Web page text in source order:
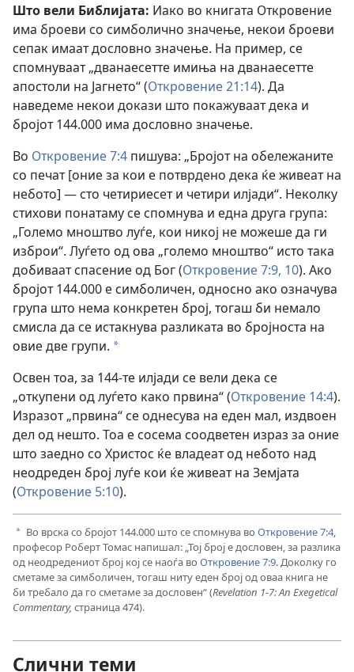
Што вели Библијата: Иако во книгата Откровение
има броеви со симболично значење, некои броеви
сепак имаат дословно значење. На пример, се
спомнуваат „дванаесетте имиња на дванаесетте
апостоли на Јагнето“ (Откровение 21:14). Да
наведеме некои докази што покажуваат дека и
бројот 144.000 има дословно значење.
Во Откровение 7:4 пишува: „Бројот на обележаните
со печат [оние за кои е потврдено дека ќе живеат на
небото] — сто четириесет и четири илјади“. Неколку
стихови понатаму се спомнува и една друга група:
„Големо мноштво луѓе, кои никој не можеше да ги
изброи“. Луѓето од ова „големо мноштво“ исто така
добиваат спасение од Бог (Откровение 7:9, 10). Ако
бројот 144.000 е симболичен, односно ако означува
група што нема конкретен број, тогаш би немало
смисла да се истакнува разликата во бројноста на
овие две групи. a
Освен тоа, за 144-те илјади се вели дека се
„откупени од луѓето како првина“ (Откровение 14:4).
Изразот „првина“ се однесува на еден мал, издвоен
дел од нешто. Тоа е сосема соодветен израз за оние
што заедно со Христос ќе владеат од небото над
неодреден број луѓе кои ќе живеат на Земјата
(Откровение 5:10).
a Во врска со бројот 144.000 што се спомнува во Откровение 7:4,
професор Роберт Томас напишал: „Тој број е дословен, за разлика
од неодредениот број кој се наоѓа во Откровение 7:9. Доколку го
сметаме за симболичен, тогаш ниту еден број од оваа книга не
би требало да го сметаме за дословен“ (Revelation 1-7: An Exegetical
Commentary, страница 474).
Слични теми